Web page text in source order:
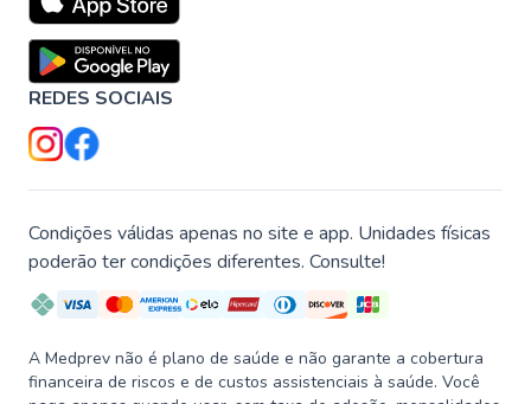
REDES SOCIAIS
Condições válidas apenas no site e app. Unidades físicas
poderão ter condições diferentes. Consulte!
A Medprev não é plano de saúde e não garante a cobertura
financeira de riscos e de custos assistenciais à saúde. Você